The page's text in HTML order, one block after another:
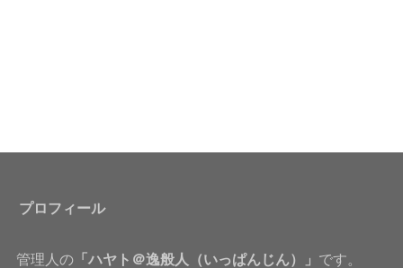
プロフィール
管理人の「ハヤト＠逸般人（いっぱんじん）」 です。